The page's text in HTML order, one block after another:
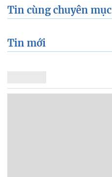
Tin cùng chuyên mục
Tin mới